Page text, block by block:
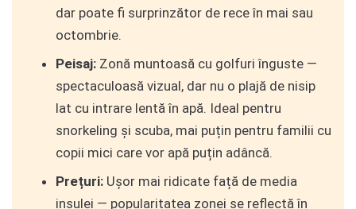
dar poate fi surprinzător de rece în mai sau
octombrie.
Peisaj: Zonă muntoasă cu golfuri înguste —
spectaculoasă vizual, dar nu o plajă de nisip
lat cu intrare lentă în apă. Ideal pentru
snorkeling și scuba, mai puțin pentru familii cu
copii mici care vor apă puțin adâncă.
Prețuri: Ușor mai ridicate față de media
insulei — popularitatea zonei se reflectă în